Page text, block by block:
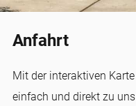
Anfahrt
Mit der interaktiven
einfach und direkt zu